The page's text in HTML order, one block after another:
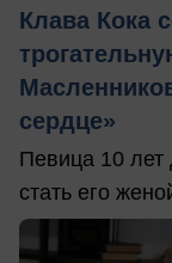
Клава Кока
сердце»
Певица 10
стать его